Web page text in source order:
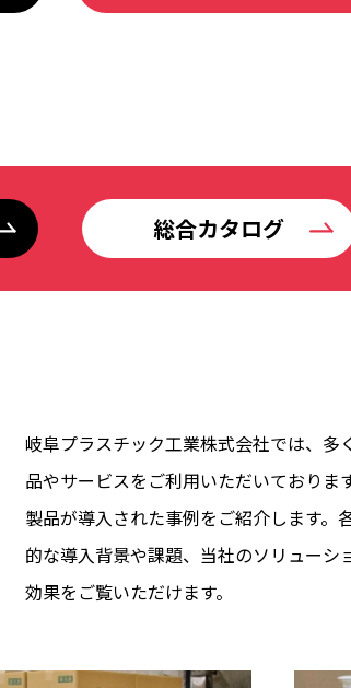
総合カタログ
岐阜プラスチック工業株式会社では、多
品やサービスをご利用いただいておりま
製品が導入された事例をご紹介します。
的な導入背景や課題、当社のソリューシ
効果をご覧いただけます。